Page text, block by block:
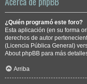
¿Quién programó este foro?
Esta aplicación (en su forma
derechos de autor
(Licencia Pública General)
About phpBB para más
Arriba